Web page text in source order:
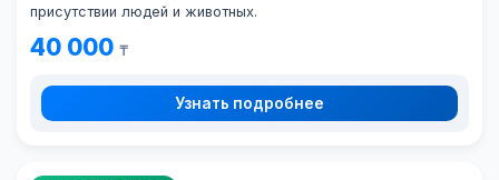
присутствии людей и животных.
40 000 ₸
Узнать подробнее